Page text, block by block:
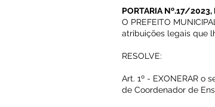
PORTARIA Nº.17/2023,
O PREFEITO
atribuições legais que
RESOLVE:
Art. 1º - EXONERAR o
de Coordenador de